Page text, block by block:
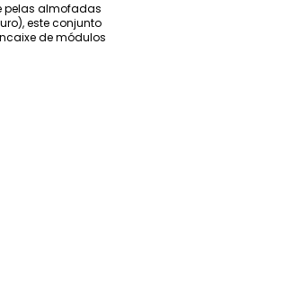
pelas almofadas
este conjunto
de módulos